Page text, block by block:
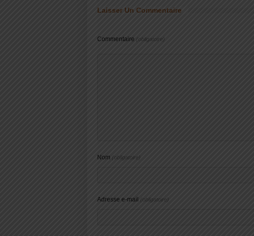
Laisser Un Commentaire
Commentaire (obligatoire)
Nom (obligatoire)
Adresse e-mail (obligatoire)